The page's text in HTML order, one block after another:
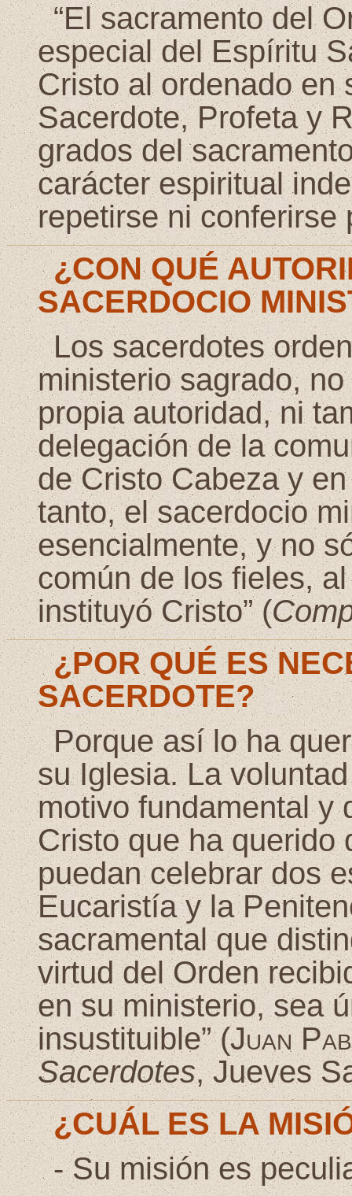
“El sacramento del
especial del Espíritu
Cristo al ordenado en
Sacerdote, Profeta y
grados del
carácter espiritual
repetirse ni conferirse
¿CON QUÉ
SACERDOCIO
Los sacerdotes
ministerio sagrado,
propia autoridad, ni
delegación de la
de Cristo Cabeza y
tanto, el sacerdocio
esencialmente, y no
común de los fieles,
instituyó Cristo” (
¿POR QUÉ ES
SACERDOTE?
Porque así lo ha
su Iglesia. La
motivo fundamental y
Cristo que ha querido
puedan celebrar dos
Eucaristía y la
sacramental que
virtud del Orden
en su ministerio, sea
insustituible” (Juan
Sacerdotes, Jueves
¿CUÁL ES LA
- Su misión es